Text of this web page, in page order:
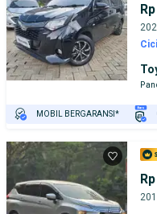
MOBIL BERGARANSI*
PENJUAL TERVERIFIKASI